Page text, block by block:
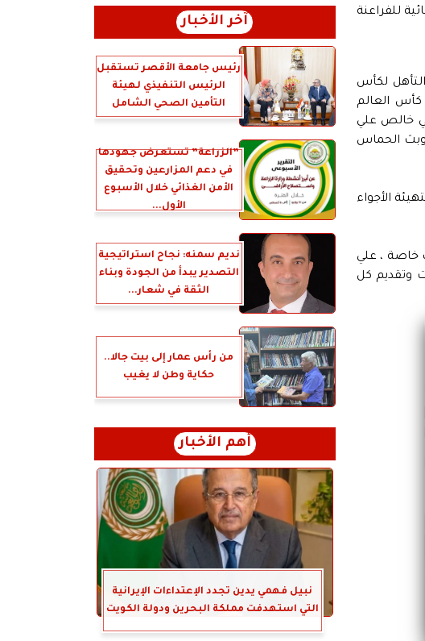
للفراعنة
لكأس
كأس العالم
خالص علي
وبث الحماس
الأجواء
خاصة ، علي
وتقديم كل
آخر الأخبار
رئيس جامعة الأقصر تستقبل
الرئيس التنفيذي لهيئة
التأمين الصحي الشامل
”الزراعة” تستعرض جهودها
في دعم المزارعين وتحقيق
الأمن الغذائي خلال الأسبوع
الأول...
نديم سمنه: نجاح استراتيجية
التصدير يبدأ من الجودة وبناء
الثقة في شعار...
من رأس عمار إلى بيت جالا..
حكاية وطن لا يغيب
أهم الأخبار
نبيل فهمي يدين تجدد الإعتداءات الإيرانية
التي استهدفت مملكة البحرين ودولة الكويت